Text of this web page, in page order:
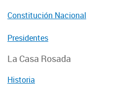
Constitución Nacional
Presidentes
La Casa Rosada
Historia